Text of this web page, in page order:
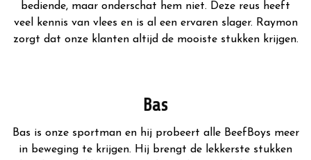
bediende, maar onderschat hem niet. Deze reus heeft
veel kennis van vlees en is al een ervaren slager. Raymon
zorgt dat onze klanten altijd de mooiste stukken krijgen.
Bas
Bas is onze sportman en hij probeert alle BeefBoys meer
in beweging te krijgen. Hij brengt de lekkerste stukken